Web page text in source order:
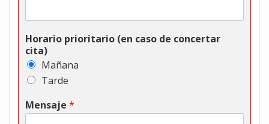
Horario prioritario (en caso de concertar
cita)
Mañana
Tarde
Mensaje *